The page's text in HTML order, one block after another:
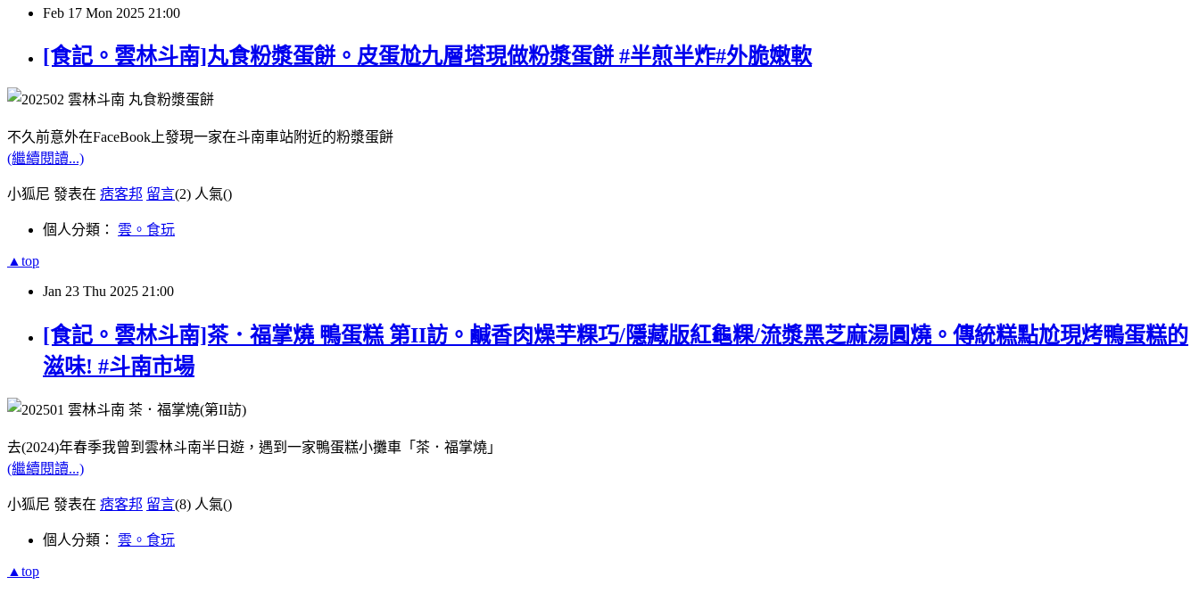
Feb 17 Mon 2025 21:00
[食記。雲林斗南]丸食粉漿蛋餅。皮蛋尬九層塔現做粉漿蛋餅 #​​半煎半炸#外脆嫩軟
不久前意外在FaceBook上發現一家在斗南車站附近的粉漿蛋餅
(繼續閱讀...)
小狐尼 發表在 痞客邦 留言(2) 人氣()
個人分類： 雲。食玩
▲top
Jan 23 Thu 2025 21:00
[食記。雲林斗南]茶．福掌燒 鴨蛋糕 第II訪。鹹香肉燥芋粿巧/隱藏版紅龜粿/流漿黑芝麻湯圓燒。傳統糕點尬現烤鴨蛋糕的
滋味! #斗南市場
去(2024)年春季我曾到雲林斗南半日遊，遇到一家鴨蛋糕小攤車「茶．福掌燒」
(繼續閱讀...)
小狐尼 發表在 痞客邦 留言(8) 人氣()
個人分類： 雲。食玩
▲top